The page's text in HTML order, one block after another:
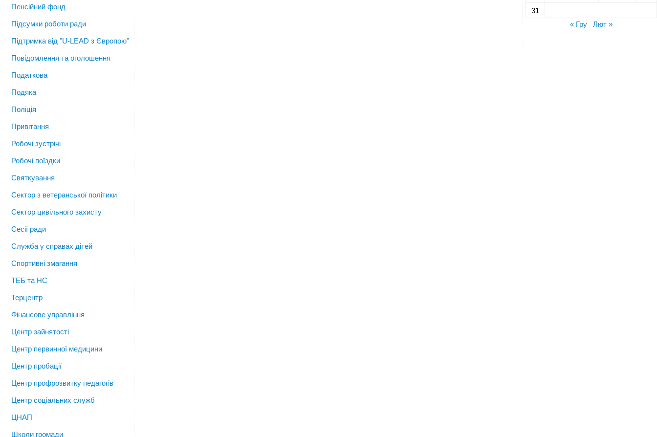
Пенсійний фонд
Підсумки роботи ради
Підтримка від "U-LEAD з Європою"
Повідомлення та оголошення
Податкова
Подяка
Поліція
Привітання
Робочі зустрічі
Робочі поїздки
Святкування
Сектор з ветеранської політики
Сектор цивільного захисту
Сесії ради
Служба у справах дітей
Спортивні змагання
ТЕБ та НС
Терцентр
Фінансове управління
Центр зайнятості
Центр первинної медицини
Центр пробації
Центр профрозвитку педагогів
Центр соціальних служб
ЦНАП
Школи громади
31
« Гру
Лют »